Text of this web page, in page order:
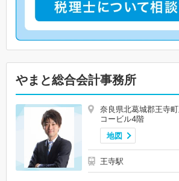
やまと総合会計事務所
奈良県北葛城郡王寺
コービル4階
地図
王寺駅